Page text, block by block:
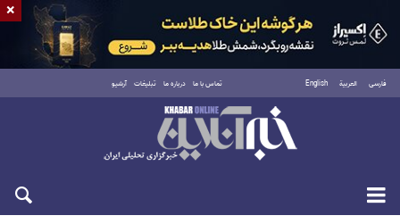
فارسی العربية English تماس با ما درباره ما تبلیغات آرشیو
پنجشنبه ۱۵ مرداد ۱۴۰۵
×